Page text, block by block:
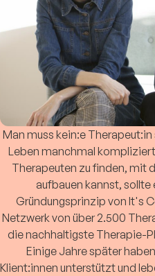
Man muss kein:e
Leben manchmal
Therapeuten zu finden, mit
aufbauen kannst, sollte
Gründungsprinzip von It's
Netzwerk von über 2.500
die nachhaltigste Therapie-
Einige Jahre später
Klient:innen unterstützt und